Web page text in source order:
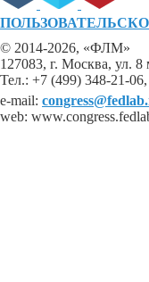
© 2014-2026, «ФЛМ»
127083, г. Москва, ул. 8
Тел.: +7 (499) 348-21-
e-mail:
web: